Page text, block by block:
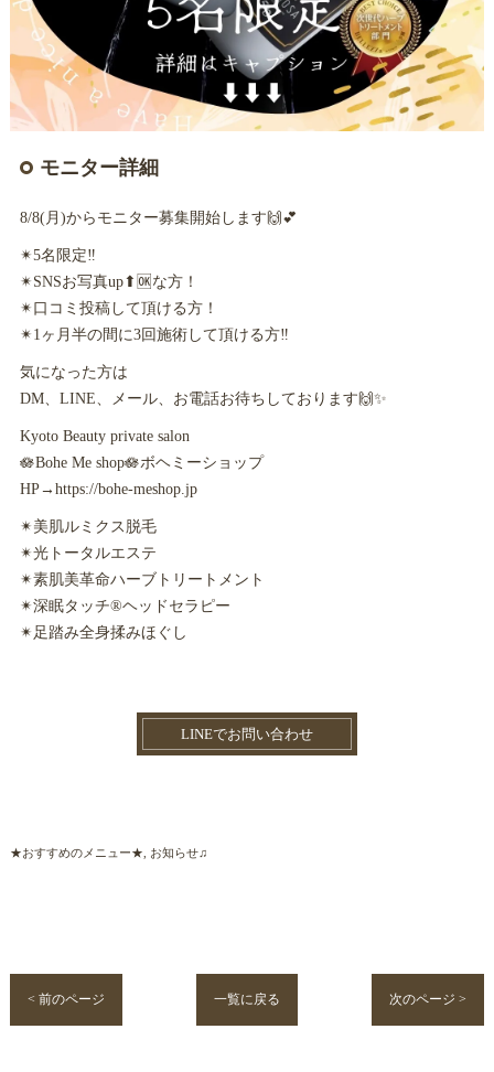
モニター詳細
8/8(月)からモニター募集開始します🙌💕
✴︎5名限定‼︎
✴︎SNSお写真up⬆︎🆗な方！
✴︎口コミ投稿して頂ける方！
✴︎1ヶ月半の間に3回施術して頂ける方‼︎
気になった方は
DM、LINE、メール、お電話お待ちしております🙌✨
Kyoto Beauty private salon
🪷Bohe Me shop🪷ボヘミーショップ
HP→https://bohe-meshop.jp
✴︎美肌ルミクス脱毛
✴︎光トータルエステ
✴︎素肌美革命ハーブトリートメント
✴︎深眠タッチ®︎ヘッドセラピー
✴︎足踏み全身揉みほぐし
LINEでお問い合わせ
★おすすめのメニュー★ お知らせ♫
< 前のページ 一覧に戻る 次のページ >